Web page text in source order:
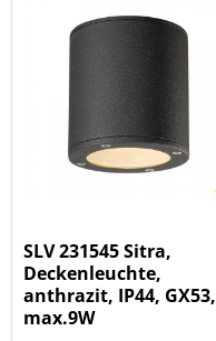
SLV 231545 Sitra,
Deckenleuchte,
anthrazit, IP44, GX53,
max.9W